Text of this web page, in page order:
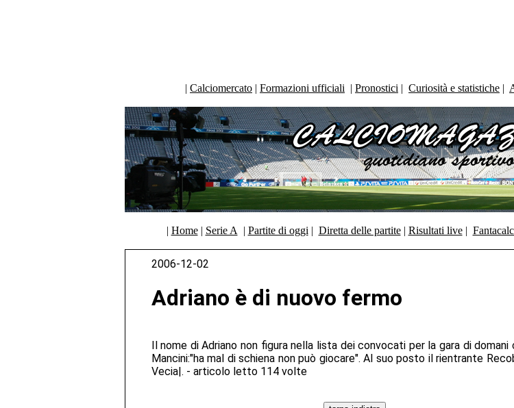
| Calciomercato | Formazioni ufficiali | Pronostici | Curiosità e statistiche |
| Home| Serie A | Partite di oggi | Diretta delle partite| Risultati live|
2006-12-02
Adriano è di nuovo fermo
Il nome di Adriano non figura nella lista dei convocati per la gara di domani
Mancini:"ha mal di schiena non può giocare". Al suo posto il rientrante
Vecia|. - articolo letto 114 volte